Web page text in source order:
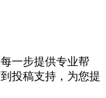
一步提供专业帮
投稿支持，为您提